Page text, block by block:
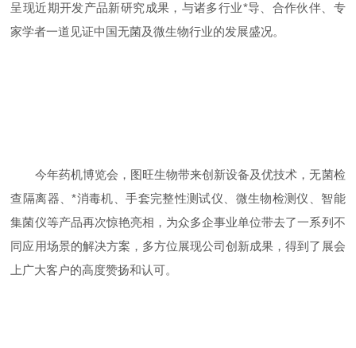
呈现近期开发产品新研究成果，与诸多行业*导、合作伙伴、专
家学者一道见证中国无菌及微生物行业的发展盛况。
今年药机博览会，图旺生物带来创新设备及优技术，无菌检
查隔离器、*消毒机、手套完整性测试仪、微生物检测仪、智能
集菌仪等产品再次惊艳亮相，为众多企事业单位带去了一系列不
同应用场景的解决方案，多方位展现公司创新成果，得到了展会
上广大客户的高度赞扬和认可。